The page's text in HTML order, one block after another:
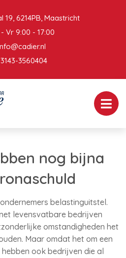
19, 6214PB, Maastricht
Vr 9:00 - 17:00
3560404
nog bijna
belastinguitstel.
levensvatbare bedrijven
omstandigheden het
Maar omdat het om een
ook bedrijven die al